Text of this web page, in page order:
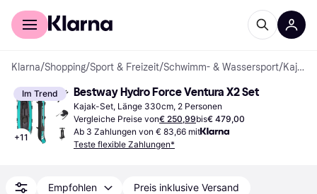
Für Shopper
Klarna/Shopping/Sport & Freizeit/Schwimm- & Wassersport/ Kajak-Sets
Im Trend
+11
Bestway Hydro Force Ventura X2 Set
Kajak-Set, Länge 330cm, 2 Personen
Vergleiche Preise von€ 250,99bis€ 479,00
Ab 3 Zahlungen von € 83,66 mit
Teste flexible Zahlungen*
Empfohlen Preis inklusive Versand